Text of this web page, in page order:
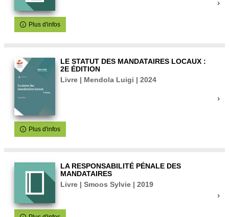
Plus d'infos
LE STATUT DES MANDATAIRES LOCAUX :
2E ÉDITION
Livre | Mendola Luigi | 2024
Plus d'infos
LA RESPONSABILITÉ PÉNALE DES
MANDATAIRES
Livre | Smoos Sylvie | 2019